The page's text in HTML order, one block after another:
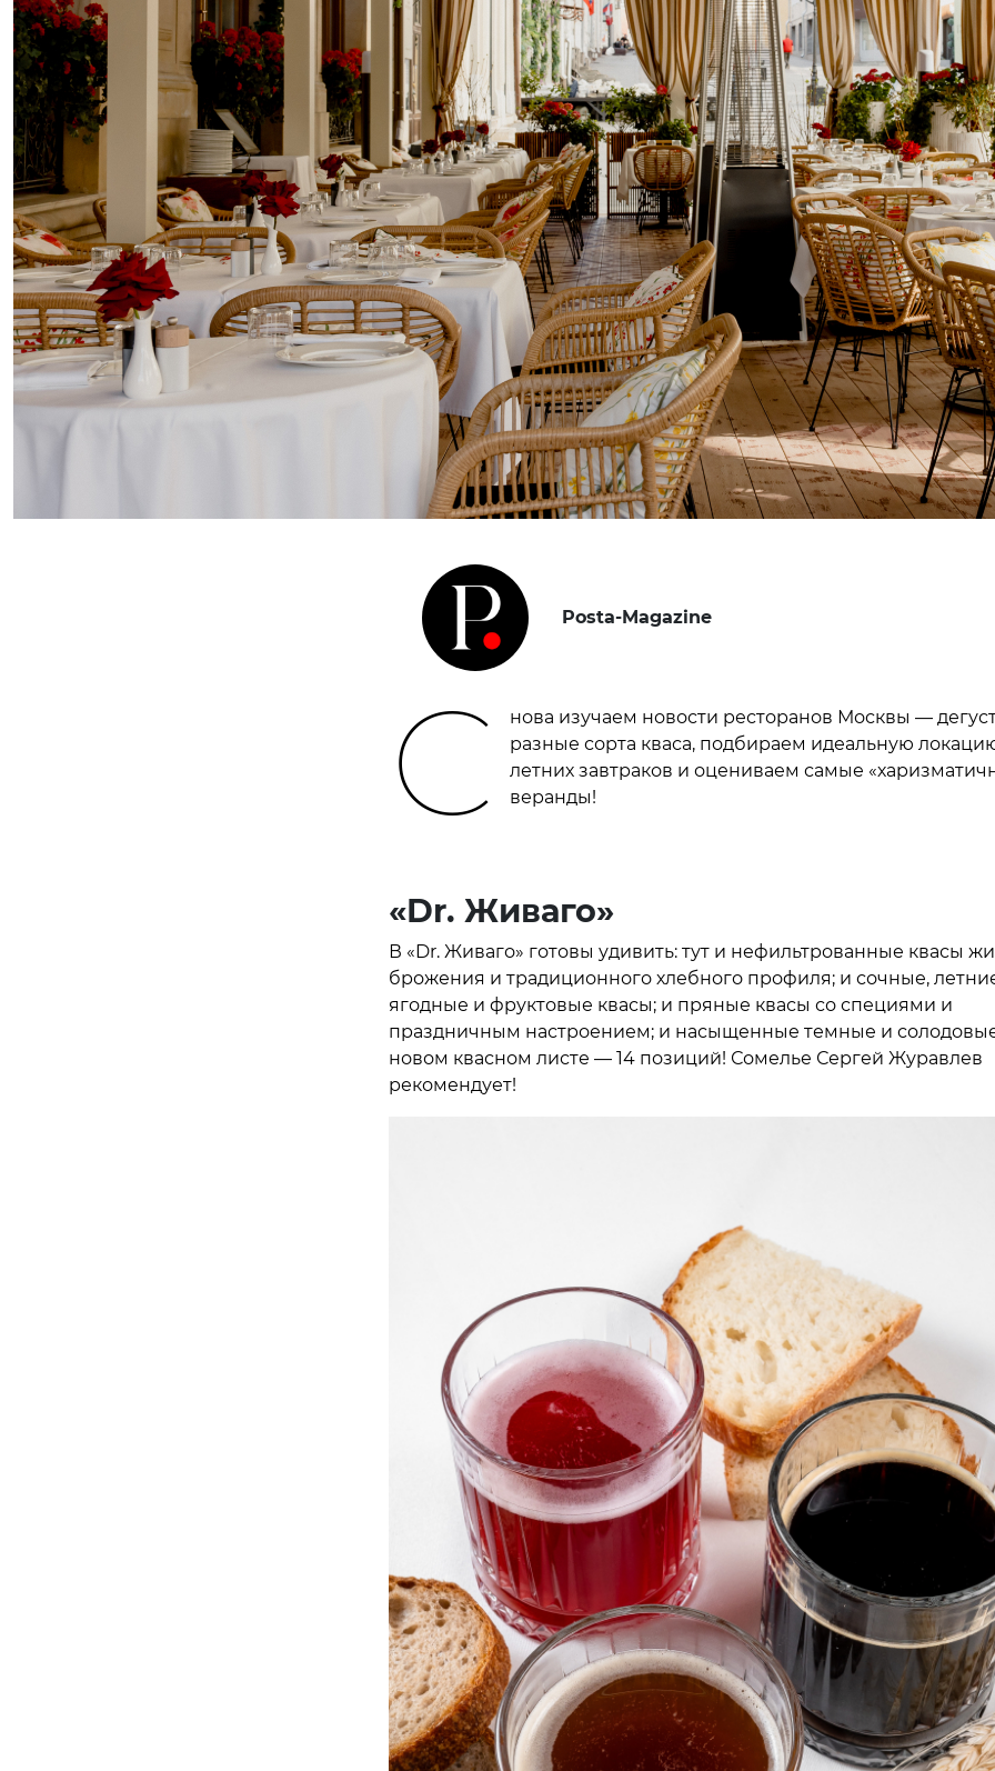
Posta-Magazine
С
нова изучаем новости ресторанов Москвы —
разные сорта кваса, подбираем идеальную
летних завтраков и оцениваем самые
веранды!
«Dr. Живаго»
В «Dr. Живаго» готовы удивить: тут и нефильтрованные квасы
брожения и традиционного хлебного профиля; и сочные,
ягодные и фруктовые квасы; и пряные квасы со специями и
праздничным настроением; и насыщенные темные и
новом квасном листе — 14 позиций! Сомелье Сергей Журавлев
рекомендует!